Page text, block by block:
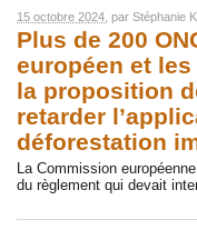
15 octobre 2024 , par Stéphanie
Plus de 200
européen et
la proposition
retarder
déforestation
La Commission
du règlement qui devait